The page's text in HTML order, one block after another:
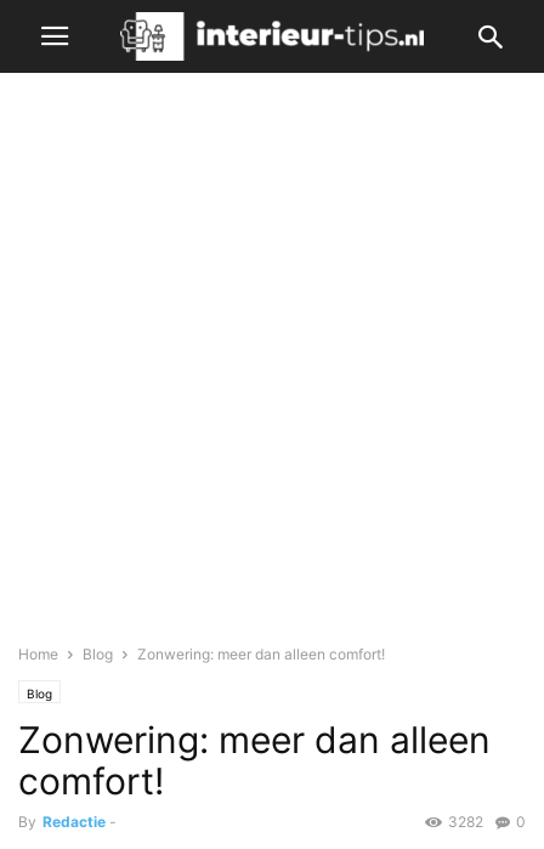
Home Blog Zonwering: meer dan alleen comfort!
Blog
Zonwering: meer dan alleen
comfort!
By Redactie - 0
3282